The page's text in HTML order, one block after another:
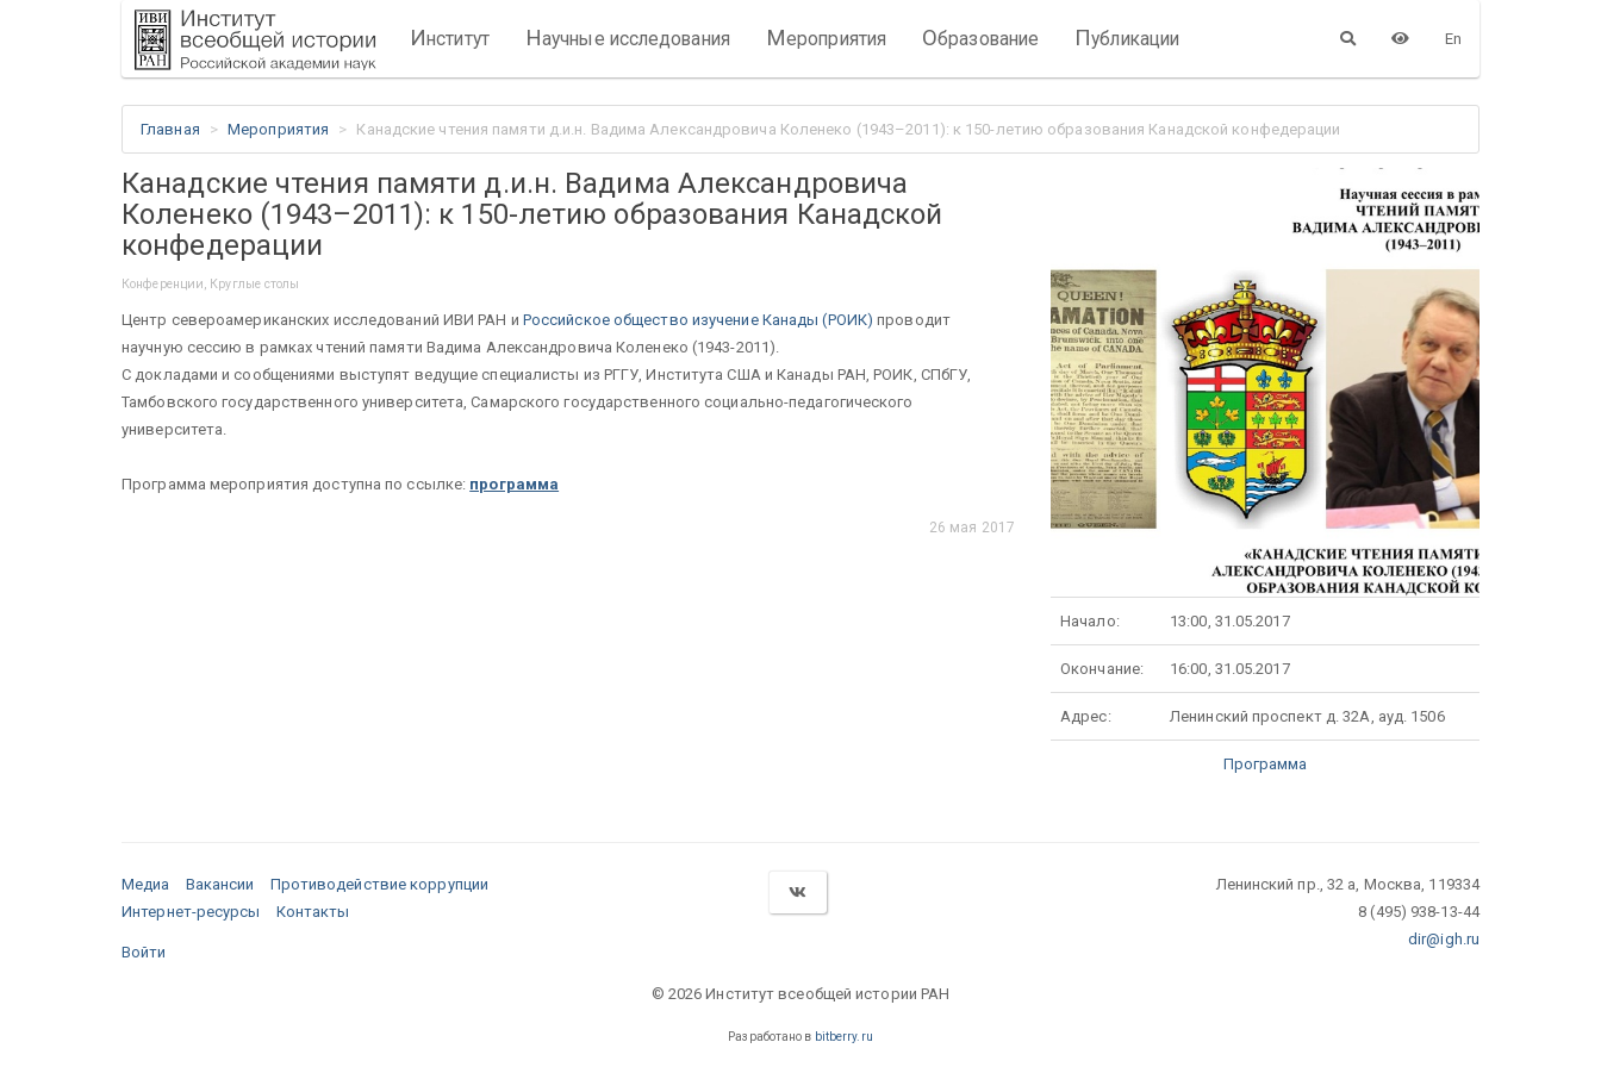
Институт Научные исследования Мероприятия Образование Публикации En
Главная Мероприятия Канадские чтения памяти д.и.н. Вадима Александровича Коленеко (1943–2011): к 150-летию образования Канадской конфедерации
Канадские чтения памяти д.и.н. Вадима Александровича
Коленеко (1943–2011): к 150-летию образования Канадской
конфедерации
Конференции, Круглые столы
Центр североамериканских исследований ИВИ РАН и Российское общество изучение Канады (РОИК) проводит
научную сессию в рамках чтений памяти Вадима Александровича Коленеко (1943-2011).
С докладами и сообщениями выступят ведущие специалисты из РГГУ, Института США и Канады РАН, РОИК, СПбГУ,
Тамбовского государственного университета, Самарского государственного социально-педагогического
университета.
Программа мероприятия доступна по ссылке: программа
26 мая 2017
Начало: 13:00, 31.05.2017
Окончание: 16:00, 31.05.2017
Адрес: Ленинский проспект д. 32А, ауд. 1506
Программа
Медиа Вакансии
Противодействие коррупции
Интернет-ресурсы
Контакты
Войти
Ленинский пр., 32 а, Москва, 119334
8 (495) 938-13-44
dir@igh.ru
© 2026 Институт всеобщей истории РАН
Разработано в bitberry.ru